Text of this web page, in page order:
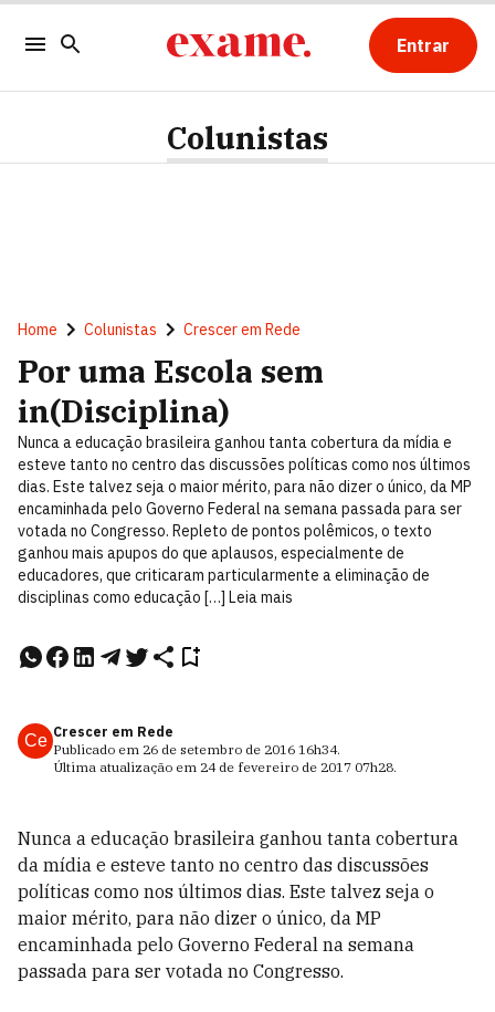
Entrar
Colunistas
Home Colunistas Crescer em Rede
Por uma Escola sem
in(Disciplina)
Nunca a educação brasileira ganhou tanta cobertura da mídia e
esteve tanto no centro das discussões políticas como nos últimos
dias. Este talvez seja o maior mérito, para não dizer o único, da MP
encaminhada pelo Governo Federal na semana passada para ser
votada no Congresso. Repleto de pontos polêmicos, o texto
ganhou mais apupos do que aplausos, especialmente de
educadores, que criticaram particularmente a eliminação de
disciplinas como educação […] Leia mais
Ce Crescer em Rede
Publicado em 26 de setembro de 2016 16h34.
Última atualização em 24 de fevereiro de 2017 07h28.
Nunca a educação brasileira ganhou tanta cobertura
da mídia e esteve tanto no centro das discussões
políticas como nos últimos dias. Este talvez seja o
maior mérito, para não dizer o único, da MP
encaminhada pelo Governo Federal na semana
passada para ser votada no Congresso.